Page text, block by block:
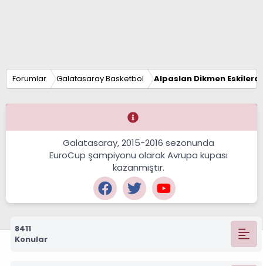
Forumlar Galatasaray Basketbol Alpaslan Dikmen
Galatasaray, 2015-2016 sezonunda
EuroCup şampiyonu olarak Avrupa kupası
kazanmıştır.
8411
Konular